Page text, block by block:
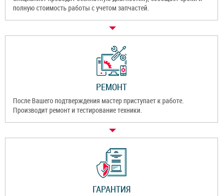
полную стоимость работы с учетом запчастей.
РЕМОНТ
После Вашего подтверждения мастер приступает к работе.
Производит ремонт и тестирование техники.
ГАРАНТИЯ